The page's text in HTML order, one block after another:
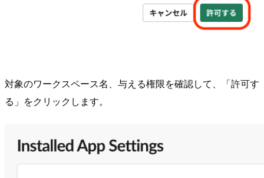
対象のワークスペース名、与える権限を確認して、「許可す
る」をクリックします。